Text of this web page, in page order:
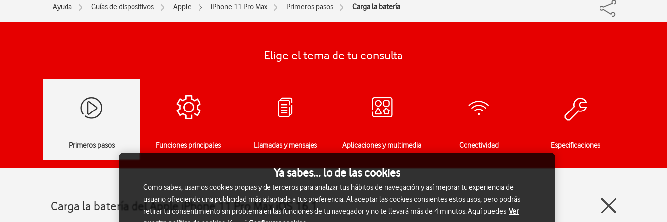
Ayuda Guías de dispositivos Apple iPhone 11 Pro Max Primeros pasos Carga la batería
Elige el tema de tu consulta
Primeros pasos Funciones principales Llamadas y mensajes Aplicaciones y multimedia Conectividad Especificaciones
Carga la batería del Apple iPhone 11 Pro Max iOS 16.1
Ya sabes... lo de las cookies
Como sabes, usamos cookies propias y de terceros para analizar tus hábitos de navegación y así mejorar tu experiencia de
usuario ofreciendo una publicidad más adaptada a tus preferencia. Al aceptar las cookies consientes estos usos, pero podrás
retirar tu consentimiento sin problema en las funciones de tu navegador y no te llevará más de 4 minutos. Aquí puedes Ver